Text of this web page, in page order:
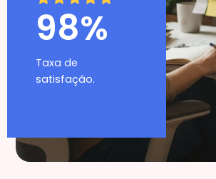
98%
Taxa de
satisfação.